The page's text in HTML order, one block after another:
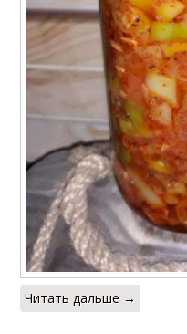
Читать дальше →